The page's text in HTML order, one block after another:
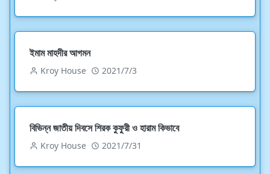
ইমাম মাহদীর আগমন
Kroy House 2021/7/3
বিভিন্ন জাতীয় দিবসে শিরক কুফুরী ও হারাম কিভাবে
Kroy House 2021/7/31